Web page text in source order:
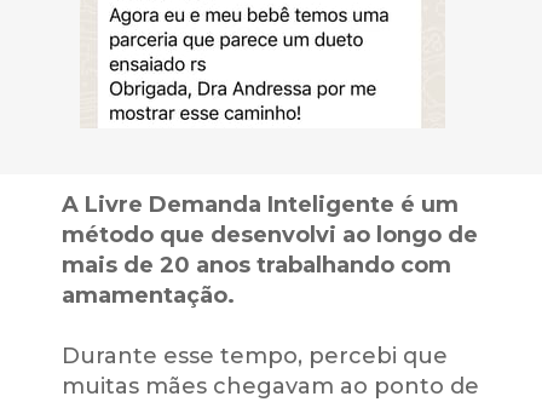
A Livre Demanda Inteligente é um
método que desenvolvi ao longo de
mais de 20 anos trabalhando com
amamentação.
Durante esse tempo, percebi que
muitas mães chegavam ao ponto de